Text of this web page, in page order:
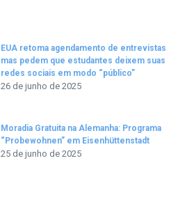
EUA retoma agendamento de entrevistas
mas pedem que estudantes deixem suas
redes sociais em modo “público”
26 de junho de 2025
Moradia Gratuita na Alemanha: Programa
“Probewohnen” em Eisenhüttenstadt
25 de junho de 2025